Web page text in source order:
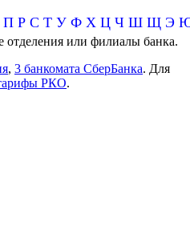
П Р С Т У Ф Х Ц Ч Ш Щ Э
или филиалы банка.
, 3 банкомата СберБанка. Для
РКО.